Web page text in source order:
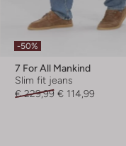
-50%
7 For All Mankind
Slim fit jeans
€ 229,99 € 114,99